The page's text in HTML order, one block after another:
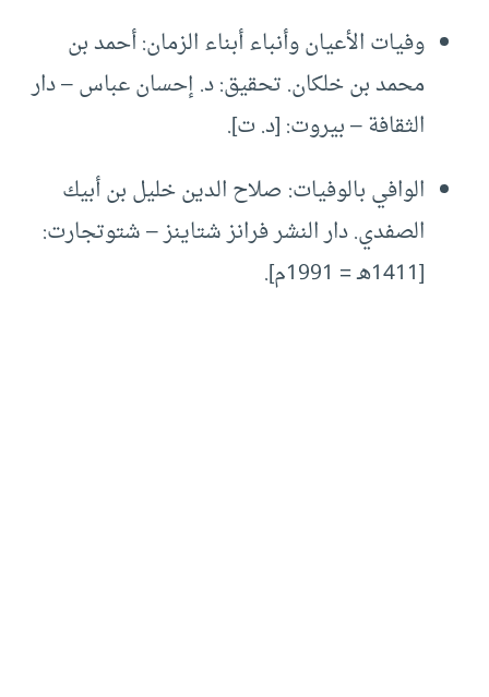
وفيات الأعيان وأنباء أبناء الزمان: أحمد بن
محمد بن خلكان. تحقيق: د. إحسان عباس – دار
الثقافة – بيروت: [د. ت].
الوافي بالوفيات: صلاح الدين خليل بن أبيك
الصفدي. دار النشر فرانز شتاينز – شتوتجارت:
[1411هـ = 1991م].